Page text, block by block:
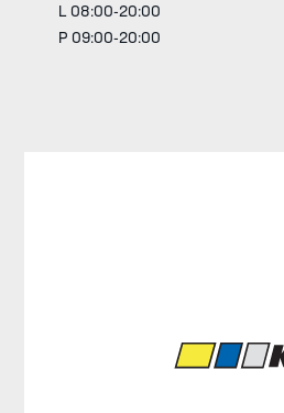
L 08:00-20:00
P 09:00-20:00